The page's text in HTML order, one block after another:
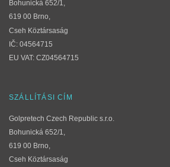
Bohunická 652/1,
619 00 Brno,
Cseh Köztársaság
IČ: 04564715
EU VAT: CZ04564715
SZÁLLÍTÁSI CÍM
Golpretech Czech Republic s.r.o.
Bohunická 652/1,
619 00 Brno,
Cseh Köztársaság